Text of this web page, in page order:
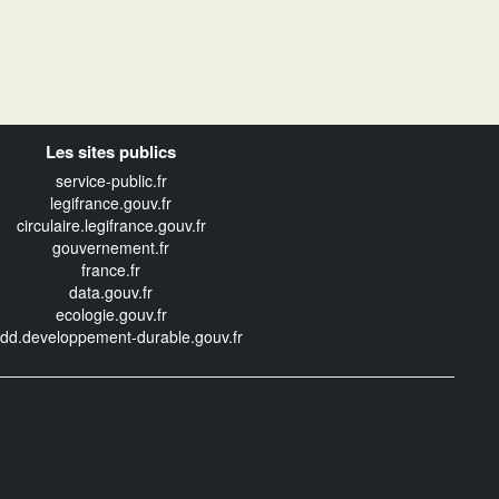
Les sites publics
service-public.fr
legifrance.gouv.fr
circulaire.legifrance.gouv.fr
gouvernement.fr
france.fr
data.gouv.fr
ecologie.gouv.fr
durable.gouv.fr